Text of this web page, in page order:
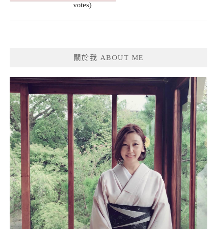
votes)
關於我 ABOUT ME